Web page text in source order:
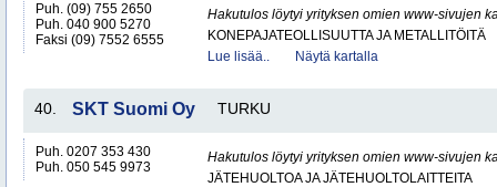
Puh. (09) 755 2650
Puh. 040 900 5270
Faksi (09) 7552 6555
Hakutulos löytyi yrityksen omien www-sivujen
KONEPAJATEOLLISUUTTA JA METALLITÖITÄ
Lue lisää..
Näytä kartalla
40. SKT Suomi Oy TURKU
Puh. 0207 353 430
Puh. 050 545 9973
Hakutulos löytyi yrityksen omien www-sivujen
JÄTEHUOLTOA JA JÄTEHUOLTOLAITTEITA